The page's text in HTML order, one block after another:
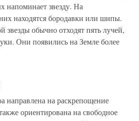
напоминает звезду. На
находятся бородавки или шипы.
звезды обычно отходят пять лучей,
Они появились на Земле более
направлена на раскрепощение
ориентирована на свободное